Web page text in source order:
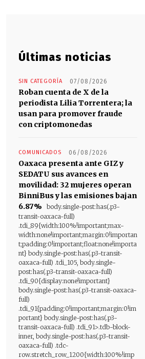
Últimas noticias
SIN CATEGORÍA 07/08/2026
Roban cuenta de X de la
periodista Lilia Torrentera; la
usan para promover fraude
con criptomonedas
COMUNICADOS 06/08/2026
Oaxaca presenta ante GIZ y
SEDATU sus avances en
movilidad: 32 mujeres operan
BinniBus y las emisiones bajan
6.87%
body.single-post:has(.p3-
transit-oaxaca-full)
.tdi_89{width:100%!important;max-
width:none!important;margin:0!importan
t;padding:0!important;float:none!importa
nt} body.single-post:has(.p3-transit-
oaxaca-full) .tdi_105, body.single-
post:has(.p3-transit-oaxaca-full)
.tdi_90{display:none!important}
body.single-post:has(.p3-transit-oaxaca-
full)
.tdi_91{padding:0!important;margin:0!im
portant} body.single-post:has(.p3-
transit-oaxaca-full) .tdi_91>.tdb-block-
inner, body.single-post:has(.p3-transit-
oaxaca-full) .tdc-
row.stretch_row_1200{width:100%!imp